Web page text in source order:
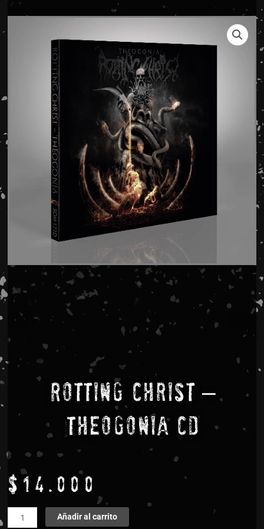
Rotting Christ –
Theogonia CD
$ 14.000
Rotting
Christ
Añadir al carrito